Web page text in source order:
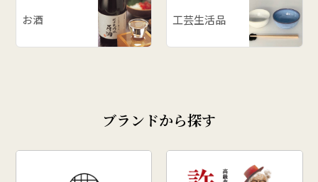
お酒 工芸生活品
ブランドから探す